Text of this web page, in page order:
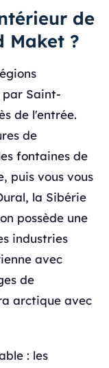
de
Maket ?
par Saint-
de l'entrée.
de
fontaines de
puis vous vous
la Sibérie
possède une
industries
avec
de
arctique avec
: les